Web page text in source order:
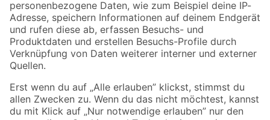
Zahlungsarten Versandarten
Sicher einkaufen
Jetzt die toom-App herunterladen